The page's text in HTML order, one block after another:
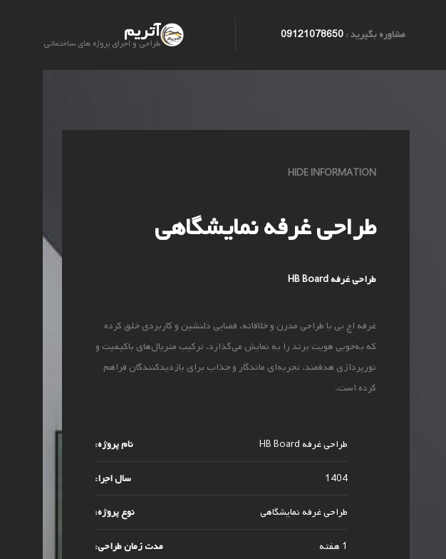
آتریم
طراحی و اجرای پروژه های ساختمانی
مشاوره بگیرید :09121078650
HIDE INFORMATION
طراحی غرفه نمایشگاهی
طراحی غرفه HB Board
غرفه اچ بی با طراحی مدرن و خلاقانه، فضایی دلنشین و کاربردی خلق کرده
که به‌خوبی هویت برند را به نمایش می‌گذارد. ترکیب متریال‌های باکیفیت و
نورپردازی هدفمند، تجربه‌ای ماندگار و جذاب برای بازدیدکنندگان فراهم
کرده است.
نام پروژه: طراحی غرفه HB Board
سال اجرا: 1404
نوع پروژه: طراحی غرفه نمایشگاهی
مدت زمان طراحی: 1 هفته